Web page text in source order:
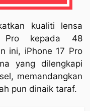
kualiti lensa
Pro kepada 48
ini, iPhone 17 Pro
yang dilengkapi
memandangkan
pun dinaik taraf.